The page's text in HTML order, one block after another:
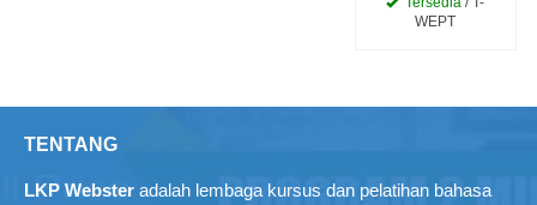
WEPT
TENTANG
LKP Webster adalah lembaga kursus dan pelatihan bahasa